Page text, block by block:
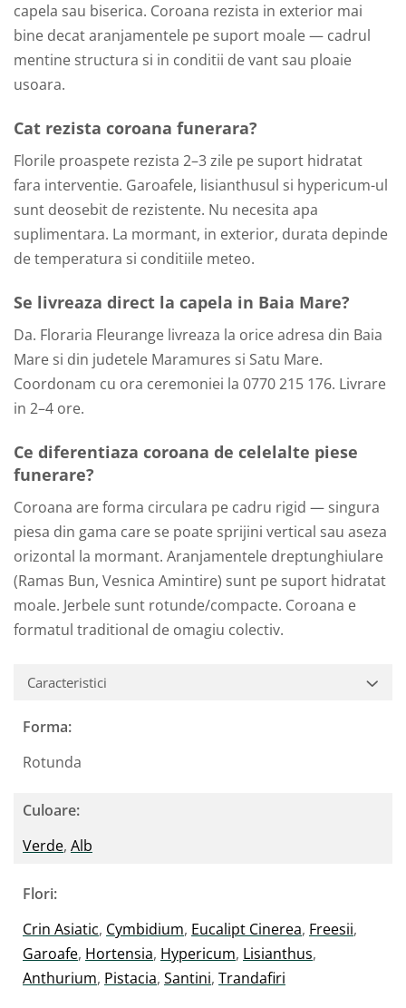
capela sau biserica. Coroana rezista in exterior mai
bine decat aranjamentele pe suport moale — cadrul
mentine structura si in conditii de vant sau ploaie
usoara.
Cat rezista coroana funerara?
Florile proaspete rezista 2–3 zile pe suport hidratat
fara interventie. Garoafele, lisianthusul si hypericum-ul
sunt deosebit de rezistente. Nu necesita apa
suplimentara. La mormant, in exterior, durata depinde
de temperatura si conditiile meteo.
Se livreaza direct la capela in Baia Mare?
Da. Floraria Fleurange livreaza la orice adresa din Baia
Mare si din judetele Maramures si Satu Mare.
Coordonam cu ora ceremoniei la 0770 215 176. Livrare
in 2–4 ore.
Ce diferentiaza coroana de celelalte piese
funerare?
Coroana are forma circulara pe cadru rigid — singura
piesa din gama care se poate sprijini vertical sau aseza
orizontal la mormant. Aranjamentele dreptunghiulare
(Ramas Bun, Vesnica Amintire) sunt pe suport hidratat
moale. Jerbele sunt rotunde/compacte. Coroana e
formatul traditional de omagiu colectiv.
Caracteristici
Forma:
Rotunda
Culoare:
Verde, Alb
Flori:
Crin Asiatic, Cymbidium, Eucalipt Cinerea, Freesii,
Garoafe, Hortensia, Hypericum, Lisianthus,
Anthurium, Pistacia, Santini, Trandafiri